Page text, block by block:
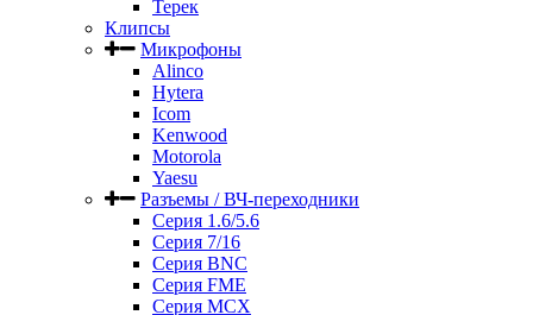
Терек
Клипсы
Микрофоны
Alinco
Hytera
Icom
Kenwood
Motorola
Yaesu
Разъемы / ВЧ-переходники
Серия 1.6/5.6
Серия 7/16
Серия BNC
Серия FME
Серия MCX